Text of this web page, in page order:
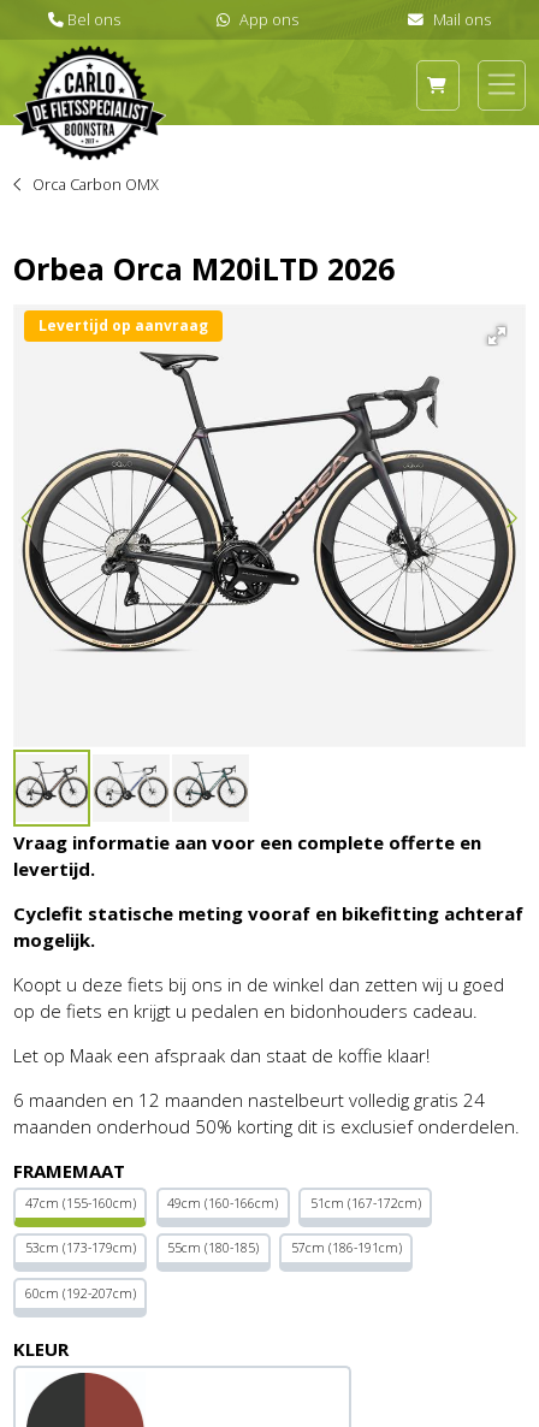
Orca Carbon OMX
Orbea Orca M20iLTD 2026
Levertijd op aanvraag
Vraag informatie aan voor een complete offerte en
levertijd.
Cyclefit statische meting vooraf en bikefitting achteraf
mogelijk.
Koopt u deze fiets bij ons in de winkel dan zetten wij u goed
op de fiets en krijgt u pedalen en bidonhouders cadeau.
Let op Maak een afspraak dan staat de koffie klaar!
6 maanden en 12 maanden nastelbeurt volledig gratis 24
maanden onderhoud 50% korting dit is exclusief onderdelen.
FRAMEMAAT
47cm (155-160cm) 49cm (160-166cm) 51cm (167-172cm)
53cm (173-179cm) 55cm (180-185) 57cm (186-191cm)
60cm (192-207cm)
KLEUR